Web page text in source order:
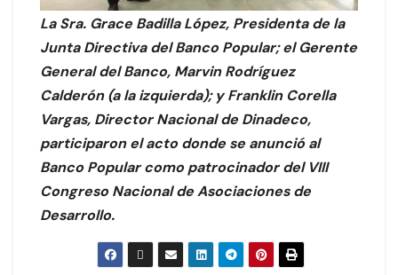
La Sra. Grace Badilla López, Presidenta de la
Junta Directiva del Banco Popular; el Gerente
General del Banco, Marvin Rodríguez
Calderón (a la izquierda); y Franklin Corella
Vargas, Director Nacional de Dinadeco,
participaron el acto donde se anunció al
Banco Popular como patrocinador del VIII
Congreso Nacional de Asociaciones de
Desarrollo.